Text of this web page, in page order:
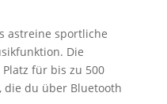
astreine sportliche
Die
für bis zu 500
die du über Bluetooth